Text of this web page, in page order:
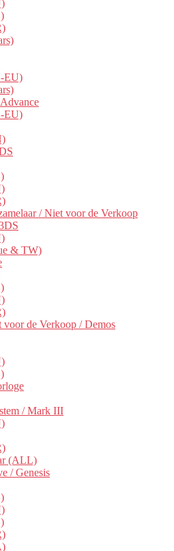
EU)
EU)
/ Niet voor de Verkoop
& TW)
voor de Verkoop / Demos
/ Mark III
(ALL)
/ Genesis